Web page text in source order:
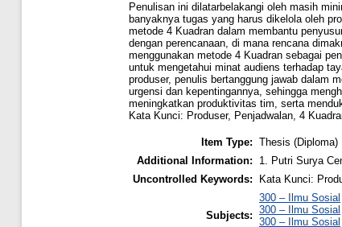
Penulisan ini dilatarbelakangi oleh masih
banyaknya tugas yang harus dikelola oleh
metode 4 Kuadran dalam membantu
dengan perencanaan, di mana rencana
menggunakan metode 4 Kuadran sebagai
untuk mengetahui minat audiens terhadap
produser, penulis bertanggung jawab dalam
urgensi dan kepentingannya, sehingga
meningkatkan produktivitas tim, serta
Kata Kunci: Produser, Penjadwalan, 4
Item Type: Thesis (Diploma)
Additional Information:
1. Putri Surya
Uncontrolled Keywords:
Kata Kunci:
Subjects:
300 – Ilmu Sosial
300 – Ilmu Sosial
300 – Ilmu Sosial